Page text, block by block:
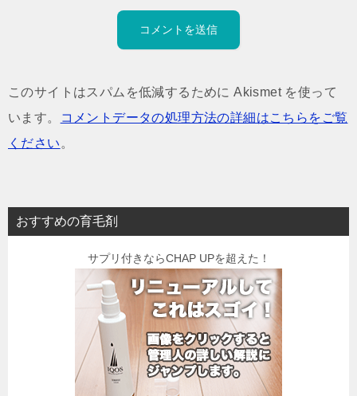
このサイトはスパムを低減するために Akismet を使って
います。
コメントデータの処理方法の詳細はこちらをご覧
ください 。
おすすめの育毛剤
サプリ付きならCHAP UPを超えた！